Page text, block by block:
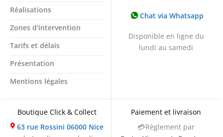
Réalisations
Zones d'intervention
Tarifs et délais
Présentation
Mentions légales
Chat via Whatsapp
Disponible en ligne du
lundi au samedi
Boutique Click & Collect
63 rue Rossini 06000 Nice
Paiement et livraison
💳Règlement par